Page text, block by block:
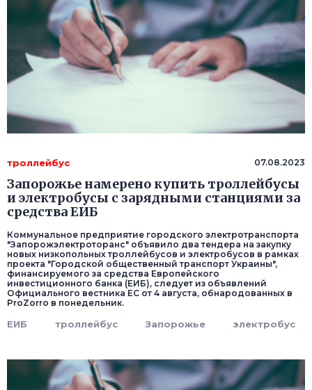
троллейбус 07.08.2023
Запорожье намерено купить троллейбусы
и электробусы с зарядными станциями за
средства ЕИБ
Коммунальное предприятие городского электротранспорта
"Запорожэлектроторанс" объявило два тендера на закупку
новых низкопольных троллейбусов и электробусов в рамках
проекта "Городской общественный транспорт Украины",
финансируемого за средства Европейского
инвестиционного банка (ЕИБ), следует из объявлений
Официального вестника ЕС от 4 августа, обнародованных в
ProZorro в понедельник.
ЕИБ троллейбус Запорожье электробус